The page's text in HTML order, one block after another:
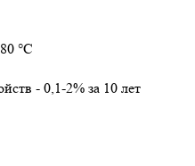
°С
- 0,1-2% за 10 лет